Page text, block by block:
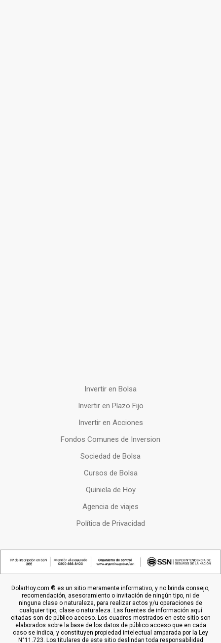
Invertir en Bolsa
Invertir en Plazo Fijo
Invertir en Acciones
Fondos Comunes de Inversion
Sociedad de Bolsa
Cursos de Bolsa
Quiniela de Hoy
Agencia de viajes
Política de Privacidad
DolarHoy.com ® es un sitio meramente informativo, y no brinda consejo,
recomendación, asesoramiento o invitación de ningún tipo, ni de
ninguna clase o naturaleza, para realizar actos y/u operaciones de
cualquier tipo, clase o naturaleza. Las fuentes de información aquí
citadas son de público acceso. Los cuadros mostrados en este sitio son
elaborados sobre la base de los datos de público acceso que en cada
caso se indica, y constituyen propiedad intelectual amparada por la Ley
N°11.723. Los titulares de este sitio deslindan toda responsabilidad